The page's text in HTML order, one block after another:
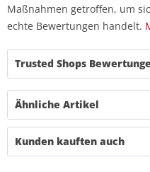
Maßnahmen getroffen, um
echte Bewertungen handelt.
Trusted Shops
Ähnliche Artikel
Kunden kauften auch